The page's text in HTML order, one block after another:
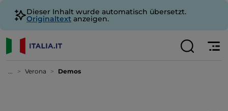
Dieser Inhalt wurde automatisch übersetzt.
Originaltext anzeigen.
... Verona Demos